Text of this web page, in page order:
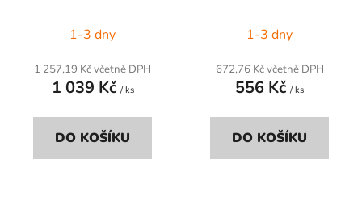
1-3 dny
1 257,19 Kč včetně DPH
1 039 Kč / ks
DO KOŠÍKU
1-3 dny
672,76 Kč včetně DPH
556 Kč / ks
DO KOŠÍKU